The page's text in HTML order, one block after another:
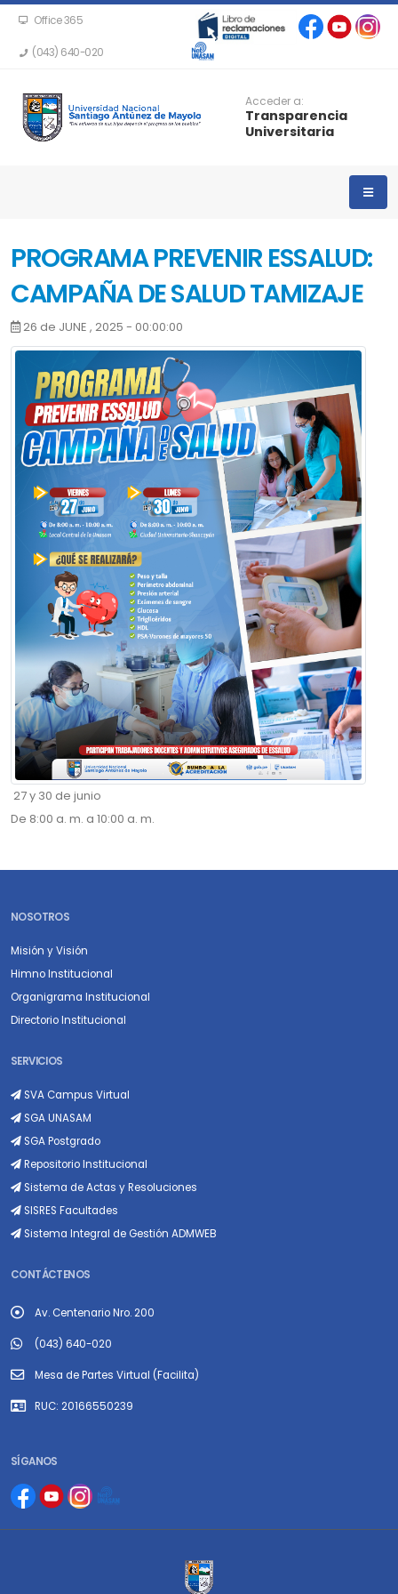
Office 365
(043) 640-020
Acceder a:
Transparencia
Universitaria
PROGRAMA PREVENIR ESSALUD:
CAMPAÑA DE SALUD TAMIZAJE
26 de JUNE , 2025 - 00:00:00
27 y 30 de junio
De 8:00 a. m. a 10:00 a. m.
NOSOTROS
Misión y Visión
Himno Institucional
Organigrama Institucional
Directorio Institucional
SERVICIOS
SVA Campus Virtual
SGA UNASAM
SGA Postgrado
Repositorio Institucional
Sistema de Actas y Resoluciones
SISRES Facultades
Sistema Integral de Gestión ADMWEB
CONTÁCTENOS
Av. Centenario Nro. 200
(043) 640-020
Mesa de Partes Virtual (Facilita)
RUC: 20166550239
SÍGANOS